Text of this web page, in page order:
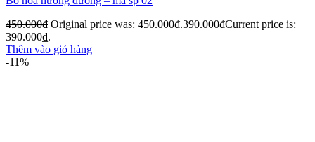
450.000₫ Original price was: 450.000₫.390.000₫Current price is:
390.000₫.
Thêm vào giỏ hàng
-11%